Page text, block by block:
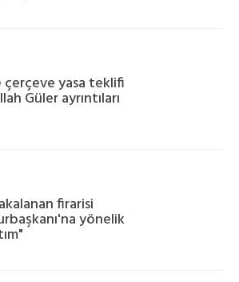
yasa teklifi
Güler ayrıntıları
firarisi
yönelik